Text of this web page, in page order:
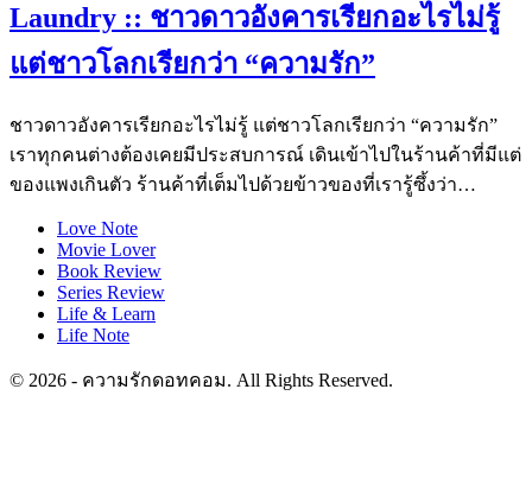
Laundry :: ชาวดาวอังคารเรียกอะไรไม่รู้
แต่ชาวโลกเรียกว่า “ความรัก”
ชาวดาวอังคารเรียกอะไรไม่รู้ แต่ชาวโลกเรียกว่า “ความรัก”
เราทุกคนต่างต้องเคยมีประสบการณ์ เดินเข้าไปในร้านค้าที่มีแต่
ของแพงเกินตัว ร้านค้าที่เต็มไปด้วยข้าวของที่เรารู้ซึ้งว่า…
Love Note
Movie Lover
Book Review
Series Review
Life & Learn
Life Note
© 2026 - ความรักดอทคอม. All Rights Reserved.